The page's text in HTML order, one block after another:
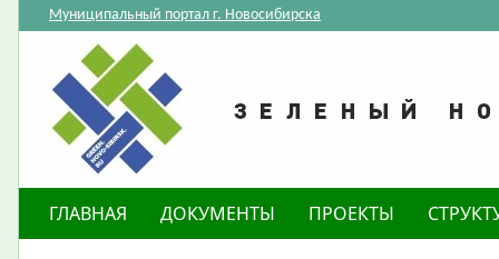
Муниципальный портал г. Новосибирска
ГЛАВНАЯ ДОКУМЕНТЫ ПРОЕКТЫ